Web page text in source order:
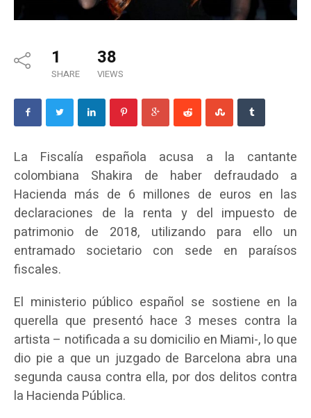
1
SHARE
38
VIEWS
La Fiscalía española acusa a la cantante
colombiana Shakira de haber defraudado a
Hacienda más de 6 millones de euros en las
declaraciones de la renta y del impuesto de
patrimonio de 2018, utilizando para ello un
entramado societario con sede en paraísos
fiscales.
El ministerio público español se sostiene en la
querella que presentó hace 3 meses contra la
artista – notificada a su domicilio en Miami-, lo que
dio pie a que un juzgado de Barcelona abra una
segunda causa contra ella, por dos delitos contra
la Hacienda Pública.